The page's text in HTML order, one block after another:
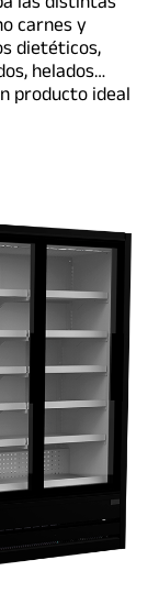
carnes y
dietéticos,
helados…
producto ideal